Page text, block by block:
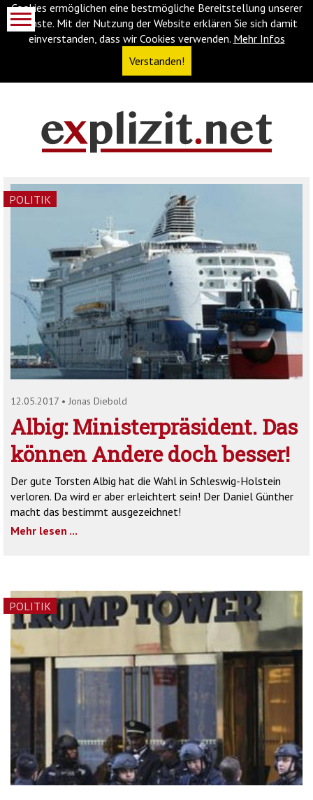
Cookies ermöglichen eine bestmögliche Bereitstellung unserer
Dienste. Mit der Nutzung der Website erklären Sie sich damit
einverstanden, dass wir Cookies verwenden. Mehr Infos
Verstanden!
(Accesskey
'1')Zur
springen
(Accesskey
POLITIK
12.05.2017 • Jonas Diebold
Albig: Ministerpräsident. Das
können Andere doch besser!
Der gute Torsten Albig hat die Wahl in Schleswig-Holstein
verloren. Da wird er aber erleichtert sein! Der Daniel Günther
macht das bestimmt ausgezeichnet!
Mehr lesen ...
POLITIK